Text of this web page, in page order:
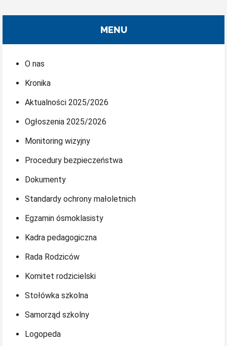
MENU
O nas
Kronika
Aktualności 2025/2026
Ogłoszenia 2025/2026
Monitoring wizyjny
Procedury bezpieczeństwa
Dokumenty
Standardy ochrony małoletnich
Egzamin ósmoklasisty
Kadra pedagogiczna
Rada Rodziców
Komitet rodzicielski
Stołówka szkolna
Samorząd szkolny
Logopeda